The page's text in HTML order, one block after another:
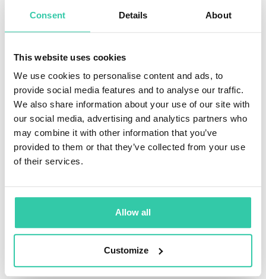
Consent Details About
This website uses cookies
We use cookies to personalise content and ads, to
provide social media features and to analyse our traffic.
We also share information about your use of our site with
our social media, advertising and analytics partners who
may combine it with other information that you’ve
provided to them or that they’ve collected from your use
of their services.
Allow all
Customize
weinige beheerders die de markt verslaan, zijn vooraf
Neem controle over je
beleggingskosten
Beleggingskosten zijn onvermijdelijk, maar nieuwe
platforms en technologieën maken financiële
markten toegankelijker – tegen een prijs. Wat je wel
kunt doen, is de kostenstructuur begrijpen, vooraf
onderzoek doen en de totale jaarlijkse kosten
berekenen voordat je investeert.
geen beheer- of instapkosten en werkt met een
prestatiegericht model. Je weet vooraf waar je aan toe
bent, zonder verrassingen.